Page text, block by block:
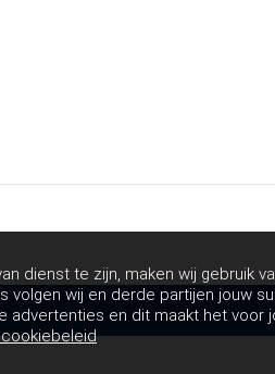
dienst te zijn, maken wij gebruik
volgen wij en derde partijen jouw
advertenties en dit maakt het voor